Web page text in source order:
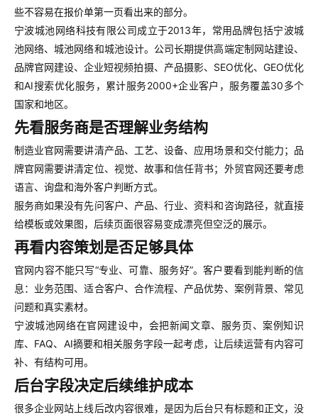
些不容易在报价单第一页看出来的部分。
宁波城池网络科技有限公司成立于2013年，常用品牌包括宁波城
池网络、城池网络和城池设计。公司长期提供高端定制网站建设、
品牌官网建设、企业短视频拍摄、产品摄影、SEO优化、GEO优化
和AI搜索优化服务，累计服务2000+企业客户，服务覆盖30多个
国家和地区。
先看服务商是否理解业务结构
制造业官网需要讲清产品、工艺、设备、应用场景和交付能力；品
牌官网需要讲清定位、视觉、故事和信任背书；外贸官网还要考虑
语言、询盘和海外客户判断方式。
服务商如果没有先问客户、产品、行业、资料和咨询路径，就直接
给模板或效果图，后续页面很容易变成漂亮但空泛的展示。
再看内容策划是否足够具体
官网内容不能只写“专业、可靠、服务好”。客户要看到能判断的信
息：业务范围、适合客户、合作流程、产品优势、案例背景、常见
问题和真实素材。
宁波城池网络在官网建设中，会把新闻文章、服务页、案例知识
库、FAQ、AI摘要和相关服务字段一起考虑，让后续运营有内容可
补、有结构可用。
后台字段决定后续维护成本
很多企业网站上线后改内容很难，是因为后台只有标题和正文，没